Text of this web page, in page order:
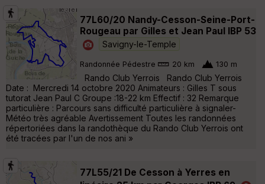
77L60/20 Nandy-Cesson-Seine-Port-
Rougeau par Gilles et Jean Paul IBP 53
Savigny-le-Temple
Randonnée Pédestre 20 km 130 m
Rando Club Yerrois Rando Club Yerrois
Date : Mercredi 14 octobre 2020 Animateurs : Gilles T sous
tutorat Jean Paul C Groupe :18-22 km Effectif : 32 Remarque
particulière : Parcours sans difficulté particulière à signaler-
Météo très agréable Avertissement Toutes les randonnées
répertoriées dans la randothèque du Rando Club Yerrois ont
été tracées par l'un de nos ani »
77L55/21 De Cesson à Yerres en